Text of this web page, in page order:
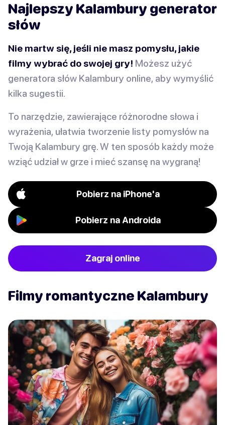
Najlepszy Kalambury generator
słów
Nie martw się, jeśli nie masz pomysłu, jakie
filmy wybrać do swojej gry! Możesz użyć
generatora słów Kalambury online, aby wymyślić
kilka sugestii.
To narzędzie, zawierające różnorodne słowa i
wyrażenia, ułatwia tworzenie listy pomysłów na
Twoją Kalambury grę. W ten sposób każdy może
wziąć udział w grze i mieć szansę na wygraną!
Pobierz na iPhone'a
Pobierz na Androida
Zagraj online
Filmy romantyczne Kalambury